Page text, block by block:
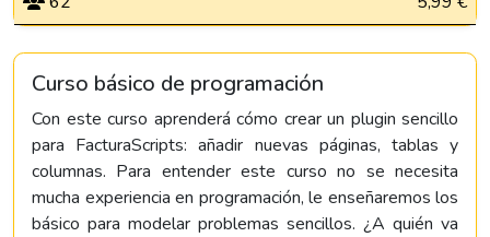
Curso básico de programación
Con este curso aprenderá cómo crear un plugin sencillo
para FacturaScripts: añadir nuevas páginas, tablas y
columnas. Para entender este curso no se necesita
mucha experiencia en programación, le enseñaremos los
básico para modelar problemas sencillos. ¿A quién va